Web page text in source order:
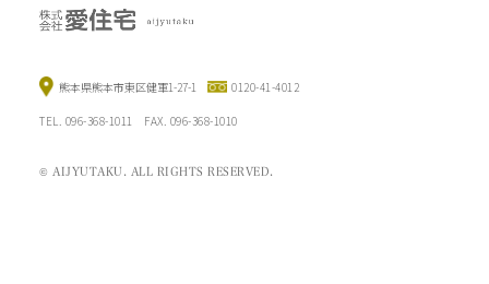
熊本県熊本市東区健軍1-27-1 0120-41-4012
TEL. 096-368-1011 FAX. 096-368-1010
© AIJYUTAKU. ALL RIGHTS RESERVED.